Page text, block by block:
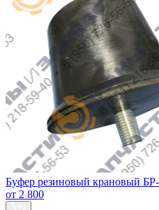
Буфер резиновый крановый
от 2 800